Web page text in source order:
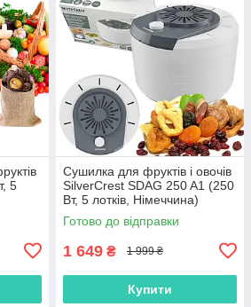
5
Сушилка для фруктів і овочів
SilverCrest SDAG 250 A1 (250
Вт, 5 лотків, Німеччина)
Готово до відправки
1 649 ₴ 1 999 ₴
Купити